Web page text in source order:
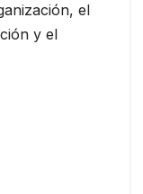
el
y el